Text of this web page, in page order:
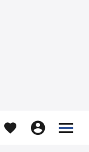
  

